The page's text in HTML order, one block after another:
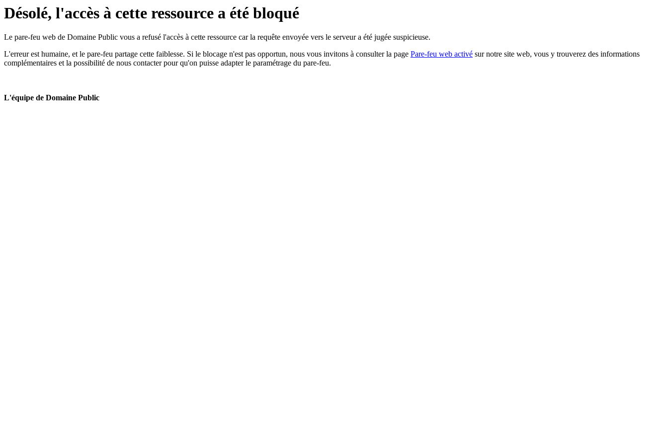
Désolé, l'accès à cette ressource a été bloqué
Le pare-feu web de Domaine Public vous a refusé l'accès à cette ressource car la requête envoyée vers le serveur a été jugée suspicieuse.
L'erreur est humaine, et le pare-feu partage cette faiblesse. Si le blocage n'est pas opportun, nous vous invitons à consulter la page Pare-feu web activé sur notre site web, vous y trouverez des informations
complémentaires et la possibilité de nous contacter pour qu'on puisse adapter le paramétrage du pare-feu.
L'équipe de Domaine Public